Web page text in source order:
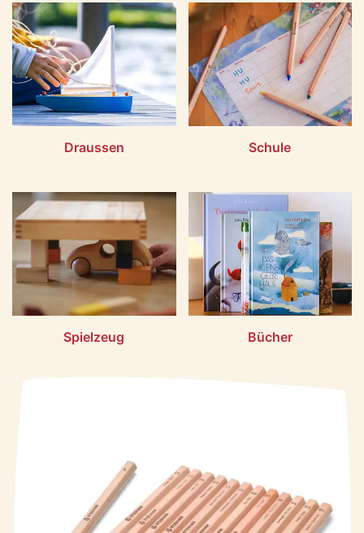
Draussen Schule
Spielzeug Bücher